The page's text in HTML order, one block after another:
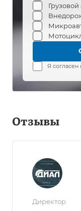
Я согласен
Отзывы
Директор